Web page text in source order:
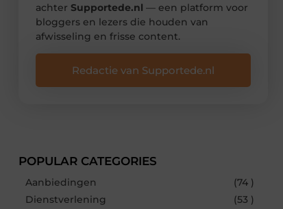
achter Supportede.nl — een platform voor
bloggers en lezers die houden van
afwisseling en frisse content.
Redactie van Supportede.nl
POPULAR CATEGORIES
Aanbiedingen
(74 )
Dienstverlening
(53 )